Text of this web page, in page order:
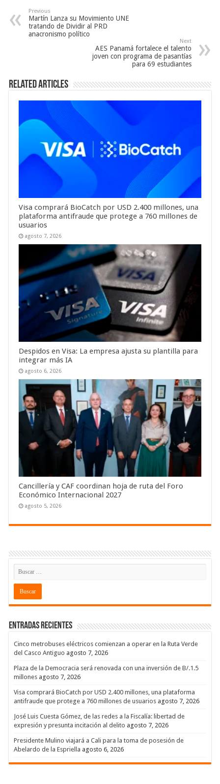
Previous
Martín Lanza su Movimiento UNE
tratando de Dividir al PRD
anacronismo político
Next
AES Panamá fortalece el talento
joven con programa de pasantías
para 69 estudiantes
Related Articles
Visa comprará BioCatch por USD 2.400 millones, una
plataforma antifraude que protege a 760 millones de
usuarios
agosto 7, 2026
Despidos en Visa: La empresa ajusta su plantilla para
integrar más IA
agosto 6, 2026
Cancillería y CAF coordinan hoja de ruta del Foro
Económico Internacional 2027
agosto 5, 2026
Entradas recientes
Cinco metrobuses eléctricos comienzan a operar en la Ruta Verde
del Casco Antiguo agosto 7, 2026
Plaza de la Democracia será renovada con una inversión de B/.1.5
millones agosto 7, 2026
Visa comprará BioCatch por USD 2.400 millones, una plataforma
antifraude que protege a 760 millones de usuarios agosto 7, 2026
José Luis Cuesta Gómez, de las redes a la Fiscalía: libertad de
expresión y presunta incitación al delito agosto 7, 2026
Presidente Mulino viajará a Cali para la toma de posesión de
Abelardo de la Espriella agosto 6, 2026